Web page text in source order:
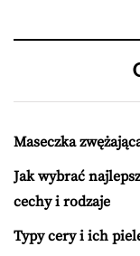
Maseczka
Jak wybrać
cechy i rodzaje
Typy cery i ich